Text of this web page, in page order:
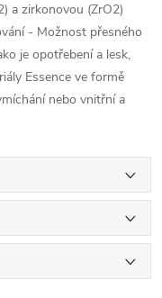
a zirkonovou (ZrO2)
- Možnost přesného
je opotřebení a lesk,
Essence ve formě
nebo vnitřní a